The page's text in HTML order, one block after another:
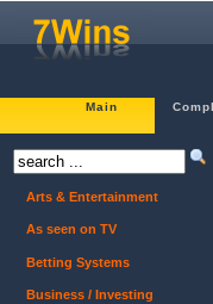
Main
Arts & Entertainment
As seen on TV
Betting Systems
Business / Investing